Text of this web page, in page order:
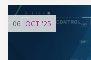
06 OCT '25